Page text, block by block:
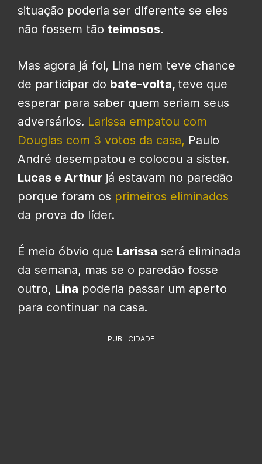
situação poderia ser diferente se eles
não fossem tão teimosos.
Mas agora já foi, Lina nem teve chance
de participar do bate-volta, teve que
esperar para saber quem seriam seus
adversários. Larissa empatou com
Douglas com 3 votos da casa, Paulo
André desempatou e colocou a sister.
Lucas e Arthur já estavam no paredão
porque foram os primeiros eliminados
da prova do líder.
É meio óbvio que Larissa será eliminada
da semana, mas se o paredão fosse
outro, Lina poderia passar um aperto
para continuar na casa.
PUBLICIDADE